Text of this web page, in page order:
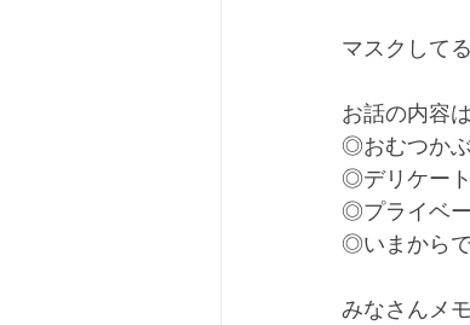
マスクして
お話の内容は
◎おむつか
◎デリケー
◎プライベ
◎いまから
みなさんメ